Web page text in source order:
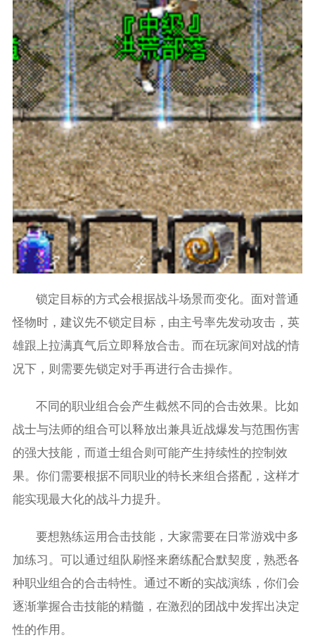
锁定目标的方式会根据战斗场景而变化。面对普通
怪物时，建议先不锁定目标，由主号率先发动攻击，英
雄跟上拉满真气后立即释放合击。而在玩家间对战的情
况下，则需要先锁定对手再进行合击操作。
不同的职业组合会产生截然不同的合击效果。比如
战士与法师的组合可以释放出兼具近战爆发与范围伤害
的强大技能，而道士组合则可能产生持续性的控制效
果。你们需要根据不同职业的特长来组合搭配，这样才
能实现最大化的战斗力提升。
要想熟练运用合击技能，大家需要在日常游戏中多
加练习。可以通过组队刷怪来磨练配合默契度，熟悉各
种职业组合的合击特性。通过不断的实战演练，你们会
逐渐掌握合击技能的精髓，在激烈的团战中发挥出决定
性的作用。